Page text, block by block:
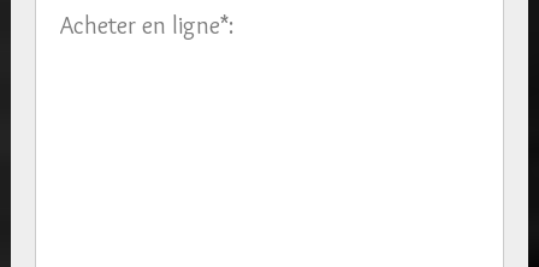
Acheter en ligne*: